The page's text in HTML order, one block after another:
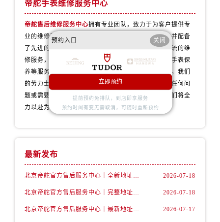
帝舵手表维修服务中心
帝舵售后维修服务中心拥有专业团队，致力于为客户提供专
业的维修和保养服务。我们的技师拥有丰富的经验，并配备
了先进的维修设备，以确保为您的劳力士手表提供一流的维
修服务，无论是手表维修、配件更换、故障诊断还是手表保
养等服务，我们都会用心对待，让您的手表焕发新生。我们
的劳力士维修保养服务网点遍布全国各地，如果您有任何问
题或需要维修服务，请随时联系我们的客服团队，我们将全
力以赴为您提供专业的劳力士手表维修保养服务。
最新发布
北京帝舵官方售后服务中心｜全新地址及售后电话权威信息公示（2026年7月最新） 2026-07-18
北京帝舵官方售后服务中心｜完整地址及服务热线权威信息公示（2026年7月最新） 2026-07-18
北京帝舵官方售后服务中心｜最新地址与官方维修热线权威信息公示（2026年7月最新） 2026-07-17
预约入口 关闭
立即预约
提前预约免排队，到店即享服务
预约时间有变无需取消，可随时重新预约